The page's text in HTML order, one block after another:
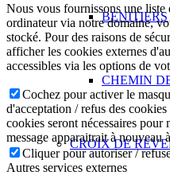
BENITIERS
CHEMIN
CROIX DE
Nous vous fournissons une liste
ordinateur via notre domaine,
stocké. Pour des raisons de
afficher les cookies externes
accessibles via les options de
Cochez pour activer le
d'acceptation / refus des
cookies seront nécessaires
message apparaitrait à nouveau
Cliquer pour autoriser /
Autres services externes